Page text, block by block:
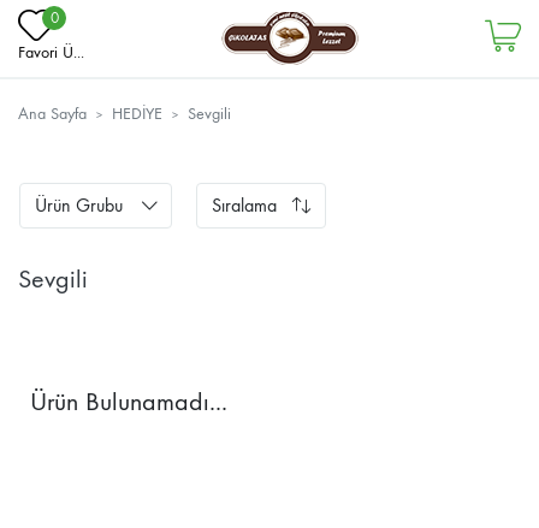
0
Favori Ü...
Ana Sayfa HEDİYE Sevgili
Ürün Grubu Sıralama
Sevgili
Ürün Bulunamadı...